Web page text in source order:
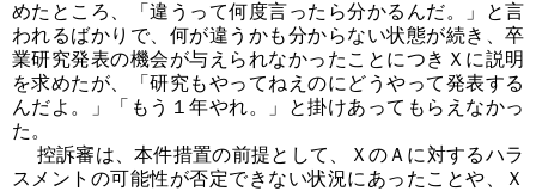
めたところ、「違うって何度言ったら分かるんだ。」と言
われるばかりで、何が違うかも分からない状態が続き、卒
業研究発表の機会が与えられなかったことにつきＸに説明
を求めたが、「研究もやってねえのにどうやって発表する
んだよ。」「もう１年やれ。」と掛けあってもらえなかっ
た。
控訴審は、本件措置の前提として、ＸのＡに対するハラ
スメントの可能性が否定できない状況にあったことや、Ｘ